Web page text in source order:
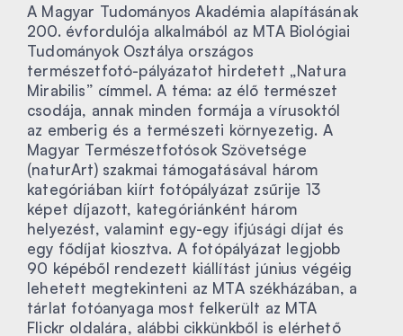
A Magyar Tudományos Akadémia alapításának
200. évfordulója alkalmából az MTA Biológiai
Tudományok Osztálya országos
természetfotó-pályázatot hirdetett „Natura
Mirabilis” címmel. A téma: az élő természet
csodája, annak minden formája a vírusoktól
az emberig és a természeti környezetig. A
Magyar Természetfotósok Szövetsége
(naturArt) szakmai támogatásával három
kategóriában kiírt fotópályázat zsűrije 13
képet díjazott, kategóriánként három
helyezést, valamint egy-egy ifjúsági díjat és
egy fődíjat kiosztva. A fotópályázat legjobb
90 képéből rendezett kiállítást június végéig
lehetett megtekinteni az MTA székházában, a
tárlat fotóanyaga most felkerült az MTA
Flickr oldalára, alábbi cikkünkből is elérhető